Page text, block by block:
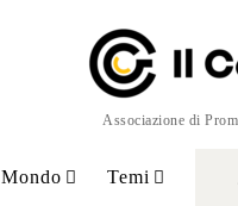
Associazione di
Mondo Temi